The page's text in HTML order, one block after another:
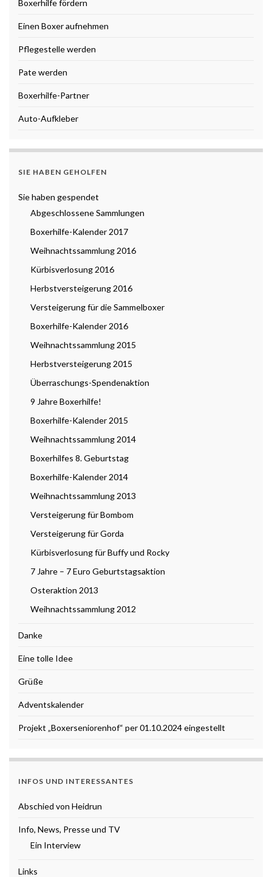
Boxerhilfe fördern
Einen Boxer aufnehmen
Pflegestelle werden
Pate werden
Boxerhilfe-Partner
Auto-Aufkleber
SIE HABEN GEHOLFEN
Sie haben gespendet
Abgeschlossene Sammlungen
Boxerhilfe-Kalender 2017
Weihnachtssammlung 2016
Kürbisverlosung 2016
Herbstversteigerung 2016
Versteigerung für die Sammelboxer
Boxerhilfe-Kalender 2016
Weihnachtssammlung 2015
Herbstversteigerung 2015
Überraschungs-Spendenaktion
9 Jahre Boxerhilfe!
Boxerhilfe-Kalender 2015
Weihnachtssammlung 2014
Boxerhilfes 8. Geburtstag
Boxerhilfe-Kalender 2014
Weihnachtssammlung 2013
Versteigerung für Bombom
Versteigerung für Gorda
Kürbisverlosung für Buffy und Rocky
7 Jahre – 7 Euro Geburtstagsaktion
Osteraktion 2013
Weihnachtssammlung 2012
Danke
Eine tolle Idee
Grüße
Adventskalender
Projekt „Boxerseniorenhof“ per 01.10.2024 eingestellt
INFOS UND INTERESSANTES
Abschied von Heidrun
Info, News, Presse und TV
Ein Interview
Links